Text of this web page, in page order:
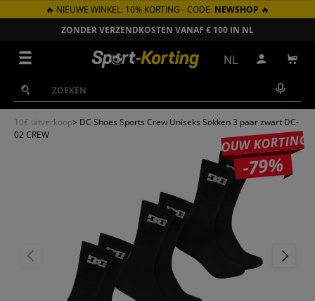
GA NAAR INHOUD
🔥 NIEUWE WINKEL: 10% KORTING - CODE: NEWSHOP 🔥
ZONDER VERZENDKOSTEN VANAF € 100 IN NL
Zoeken
Zoeken
NL Inloggen
10€ uitverkoop> DC Shoes Sports Crew Uniseks Sokken 3 paar zwart DC-
02 CREW
JOUW KORTING
-79%
VORIGE